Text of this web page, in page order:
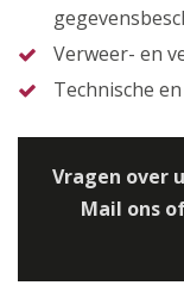
Verweer- en
Technische
Vragen over
Mail ons